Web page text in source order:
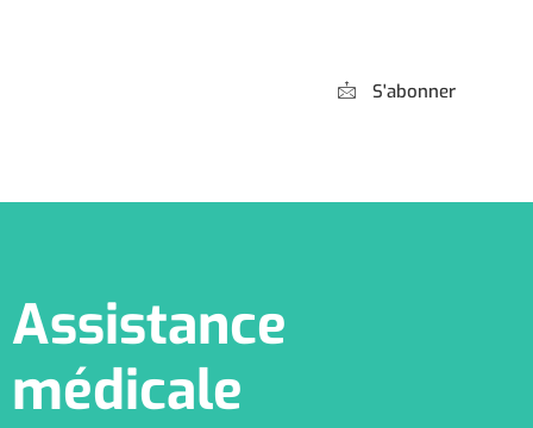
S'abonner
Assistance
médicale